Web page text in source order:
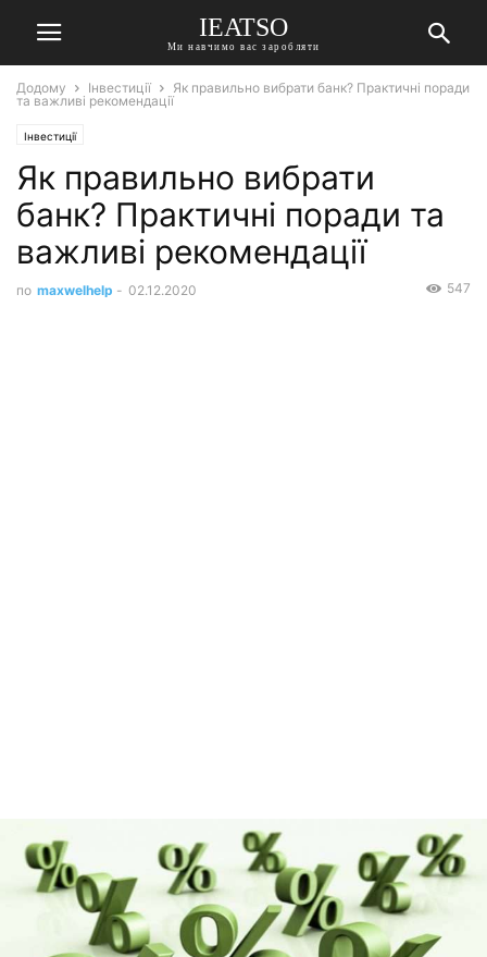
IEATSO
Ми навчимо вас заробляти
Додому Інвестиції
Як правильно вибрати банк? Практичні поради
та важливі рекомендації
Інвестиції
Як правильно вибрати
банк? Практичні поради та
важливі рекомендації
по maxwelhelp - 02.12.2020 547